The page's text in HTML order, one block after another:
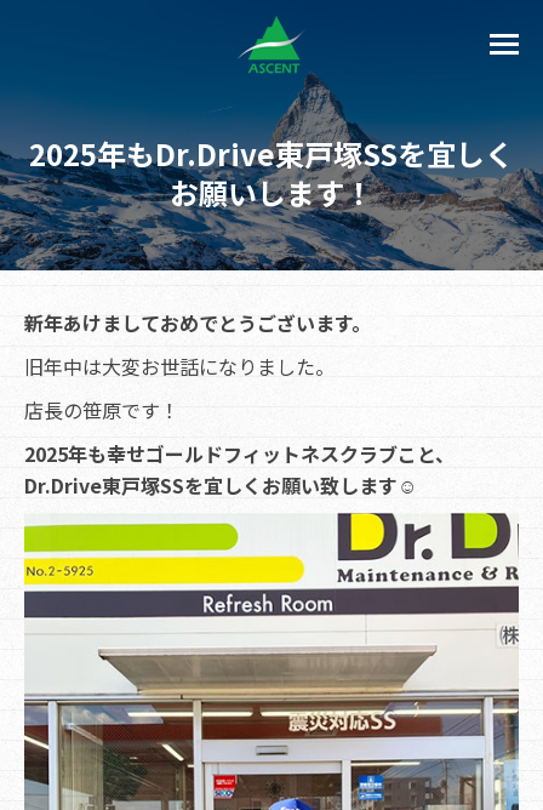
2025年もDr.Drive東戸塚SSを宜しく
お願いします！
新年あけましておめでとうございます。
旧年中は大変お世話になりました。
店長の笹原です！
2025年も幸せゴールドフィットネスクラブこと、
Dr.Drive東戸塚SSを宜しくお願い致します☺